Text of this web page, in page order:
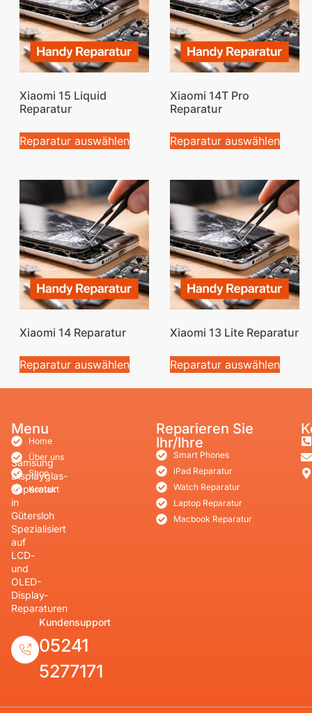
Xiaomi 15 Liquid
Reparatur
Reparatur auswählen
Xiaomi 14T Pro
Reparatur
Reparatur auswählen
Xiaomi 14 Reparatur
Reparatur auswählen
Xiaomi 13 Lite Reparatur
Reparatur auswählen
Samsung
Displayglas-
Reparatur
in
Gütersloh
Spezialisiert
auf
LCD-
und
OLED-
Display-
Reparaturen
Kundensupport
05241
5277171
Menu
Home
Über uns
Shop
Kontakt
Reparieren Sie
Ihr/Ihre
Smart Phones
iPad Reparatur
Watch Reparatur
Laptop Reparatur
Macbook Reparatur